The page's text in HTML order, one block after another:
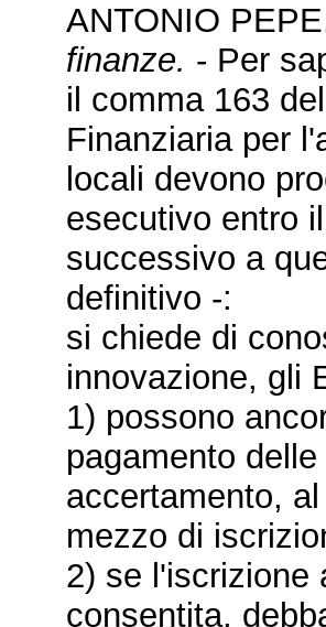
ANTONIO
finanze. - Per
il comma 163
Finanziaria per
locali devono
esecutivo entro
successivo a
definitivo -:
si chiede di
innovazione, gli
1) possono
pagamento
accertamento,
mezzo di
2) se l'iscrizione
consentita,